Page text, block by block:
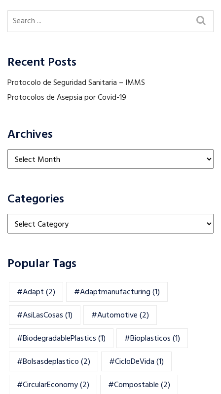
Recent Posts
Protocolo de Seguridad Sanitaria – IMMS
Protocolos de Asepsia por Covid-19
Archives
Archives
Categories
Categories
Popular Tags
#adapt(2) #adaptmanufacturing(1)
#AsiLasCosas(1) #automotive(2)
#BiodegradablePlastics(1) #Bioplasticos(1)
#bolsasdeplastico(2) #CicloDeVida(1)
#CircularEconomy(2) #Compostable(2)